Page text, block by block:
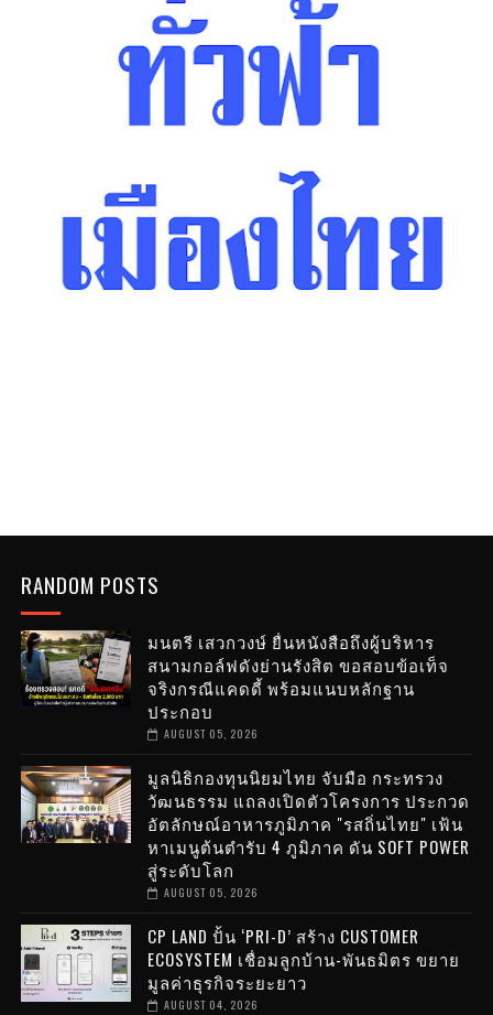
RANDOM POSTS
มนตรี เสวกวงษ์ ยื่นหนังสือถึงผู้บริหาร
สนามกอล์ฟดังย่านรังสิต ขอสอบข้อเท็จ
จริงกรณีแคดดี้ พร้อมแนบหลักฐาน
ประกอบ
AUGUST 05, 2026
มูลนิธิกองทุนนิยมไทย จับมือ กระทรวง
วัฒนธรรม แถลงเปิดตัวโครงการ ประกวด
อัตลักษณ์อาหารภูมิภาค "รสถิ่นไทย" เฟ้น
หาเมนูต้นตำรับ 4 ภูมิภาค ดัน SOFT POWER
สู่ระดับโลก
AUGUST 05, 2026
CP LAND ปั้น ‘PRI-D’ สร้าง CUSTOMER
ECOSYSTEM เชื่อมลูกบ้าน-พันธมิตร ขยาย
มูลค่าธุรกิจระยะยาว
AUGUST 04, 2026